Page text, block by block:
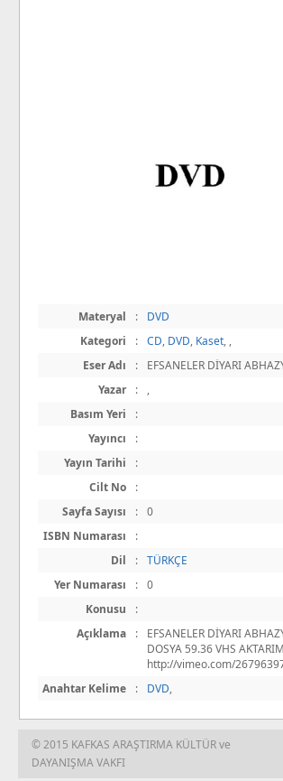
Materyal :
DVD
Kategori
: CD, DVD, Kaset, ,
Eser Adı
:
EFSANELER DİYARI
Yazar
:
,
Basım Yeri
:
Yayıncı
:
Yayın Tarihi
:
Cilt No
:
Sayfa Sayısı
: 0
ISBN Numarası
:
Dil
: TÜRKÇE
Yer Numarası
: 0
Konusu
:
Açıklama
:
EFSANELER DİYARI
DOSYA 59.36 VHS AKTARIM
http://vimeo.com/
Anahtar Kelime
: DVD,
© 2015 KAFKAS ARAŞTIRMA KÜLTÜR ve
DAYANIŞMA VAKFI